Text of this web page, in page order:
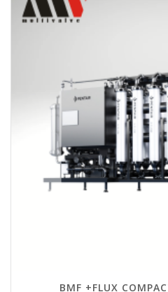
BMF +FLUX